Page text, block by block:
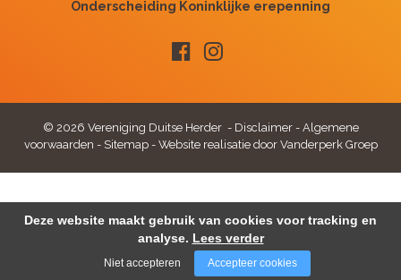
© 2026 Vereniging Duitse Herder - Disclaimer- Algemene
voorwaarden - Sitemap- Website realisatie door Vanderperk Groep
Deze website maakt gebruik van cookies voor tracking en
analyse. Lees verder
Niet accepteren Accepteer cookies